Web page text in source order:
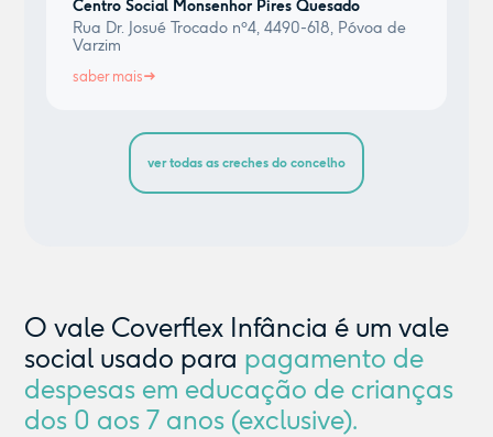
Centro Social Monsenhor Pires Quesado
Rua Dr. Josué Trocado nº4, 4490-618, Póvoa de
Varzim
saber mais
ver todas as creches do concelho
O vale Coverflex Infância é um vale
social usado para pagamento de
despesas em educação de crianças
dos 0 aos 7 anos (exclusive).